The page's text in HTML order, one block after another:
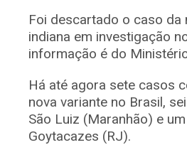
Foi descartado o caso da
indiana em investigação
informação é do
Há até agora sete casos
nova variante no Brasil,
São Luiz (Maranhão) e
Goytacazes (RJ).